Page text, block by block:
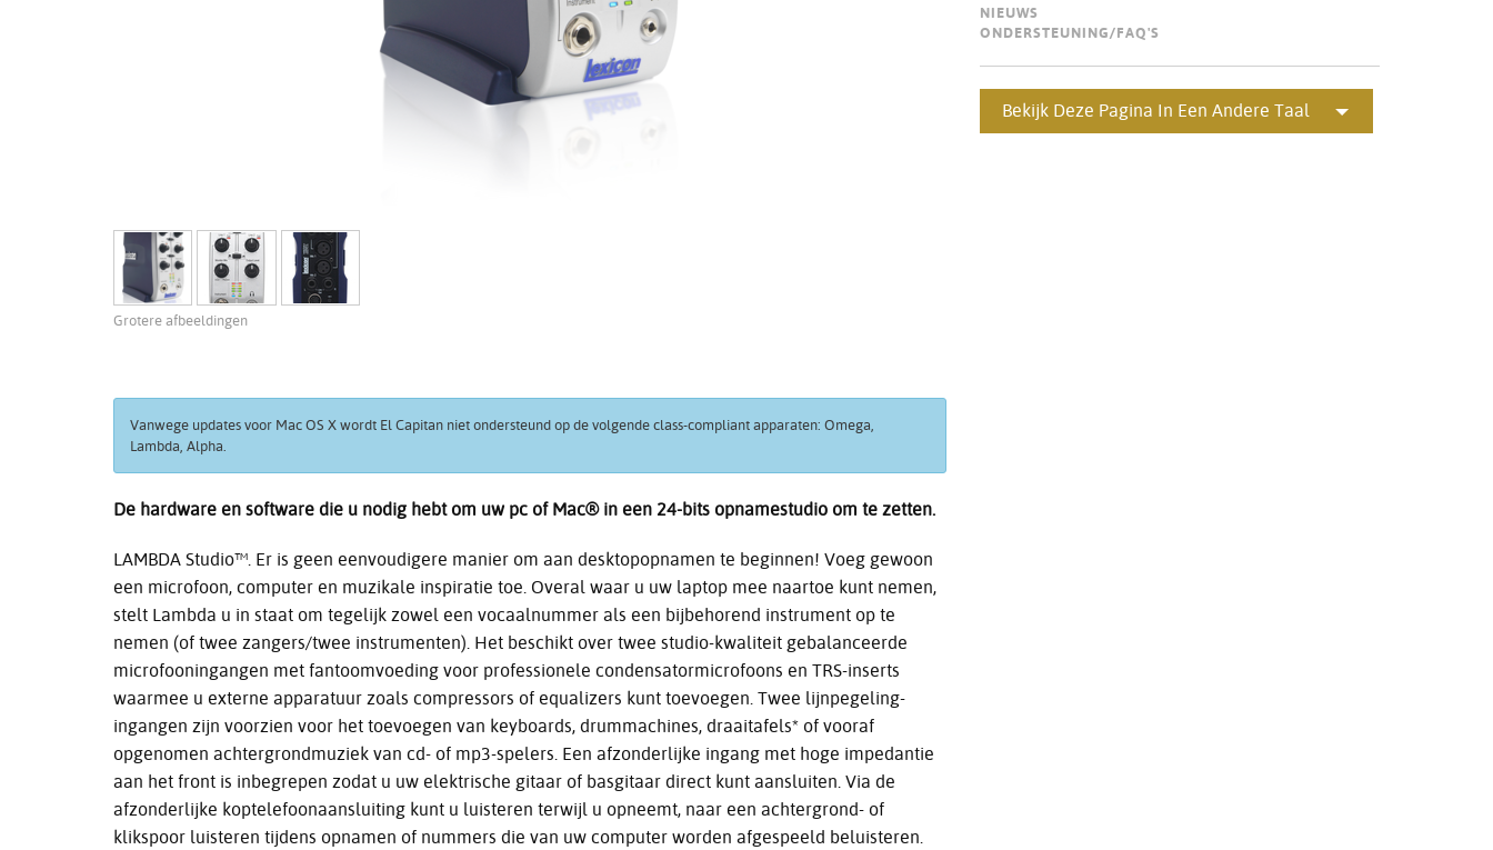
Grotere afbeeldingen
Vanwege updates voor Mac OS X wordt El Capitan niet ondersteund op de volgende class-compliant apparaten: Omega,
Lambda, Alpha.
De hardware en software die u nodig hebt om uw pc of Mac® in een 24-bits opnamestudio om te zetten.
LAMBDA Studio™. Er is geen eenvoudigere manier om aan desktopopnamen te beginnen! Voeg gewoon
een microfoon, computer en muzikale inspiratie toe. Overal waar u uw laptop mee naartoe kunt nemen,
stelt Lambda u in staat om tegelijk zowel een vocaalnummer als een bijbehorend instrument op te
nemen (of twee zangers/twee instrumenten). Het beschikt over twee studio-kwaliteit gebalanceerde
microfooningangen met fantoomvoeding voor professionele condensatormicrofoons en TRS-inserts
waarmee u externe apparatuur zoals compressors of equalizers kunt toevoegen. Twee lijnpegeling-
ingangen zijn voorzien voor het toevoegen van keyboards, drummachines, draaitafels* of vooraf
opgenomen achtergrondmuziek van cd- of mp3-spelers. Een afzonderlijke ingang met hoge impedantie
aan het front is inbegrepen zodat u uw elektrische gitaar of basgitaar direct kunt aansluiten. Via de
afzonderlijke koptelefoonaansluiting kunt u luisteren terwijl u opneemt, naar een achtergrond- of
klikspoor luisteren tijdens opnamen of nummers die van uw computer worden afgespeeld beluisteren.
NIEUWS
ONDERSTEUNING/FAQ'S
Bekijk Deze Pagina In Een Andere Taal